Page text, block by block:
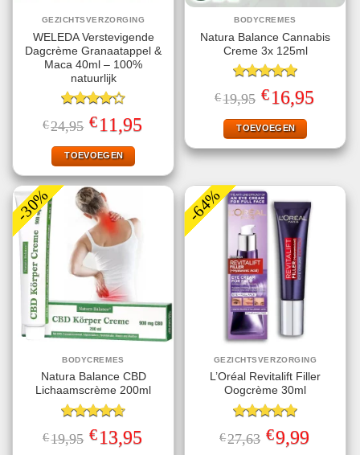
GEZICHTSVERZORGING
WELEDA Verstevigende
Dagcrème Granaatappel &
Maca 40ml – 100%
natuurlijk
Gewaardeerd
4.25uit 5
€24,95 Oorspronkelijke
prijs
was:
€24,95.
€11,95prijs
TOEVOEGEN
BODYCREMES
Natura Balance Cannabis
Creme 3x 125ml
Gewaardeerd
5.00uit 5
€19,95 Oorspronkelijke
prijs
was:
€19,95.
€16,95prijs
TOEVOEGEN
-30%
BODYCREMES
Natura Balance CBD
Lichaamscrème 200ml
Gewaardeerd
4.67uit 5
€19,95 Oorspronkelijke
prijs
€13,95prijs
-64%
GEZICHTSVERZORGING
L’Oréal Revitalift Filler
Oogcrème 30ml
Gewaardeerd
5.00uit 5
€27,63 Oorspronkelijke
prijs
€9,99Huidige
prijs